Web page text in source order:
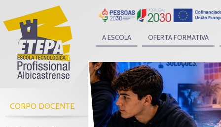
A ESCOLA OFERTA FORMATIVA
CORPO DOCENTE